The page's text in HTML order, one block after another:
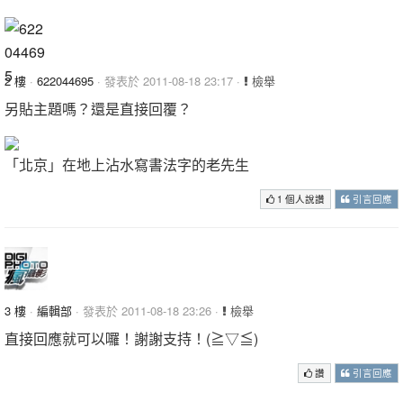
2 樓 · 622044695 · 發表於 2011-08-18 23:17 · 檢舉
另貼主題嗎？還是直接回覆？
「北京」在地上沾水寫書法字的老先生
1 個人說讚 引言回應
3 樓 · 編輯部 · 發表於 2011-08-18 23:26 · 檢舉
直接回應就可以囉！謝謝支持！(≧▽≦)
讚 引言回應